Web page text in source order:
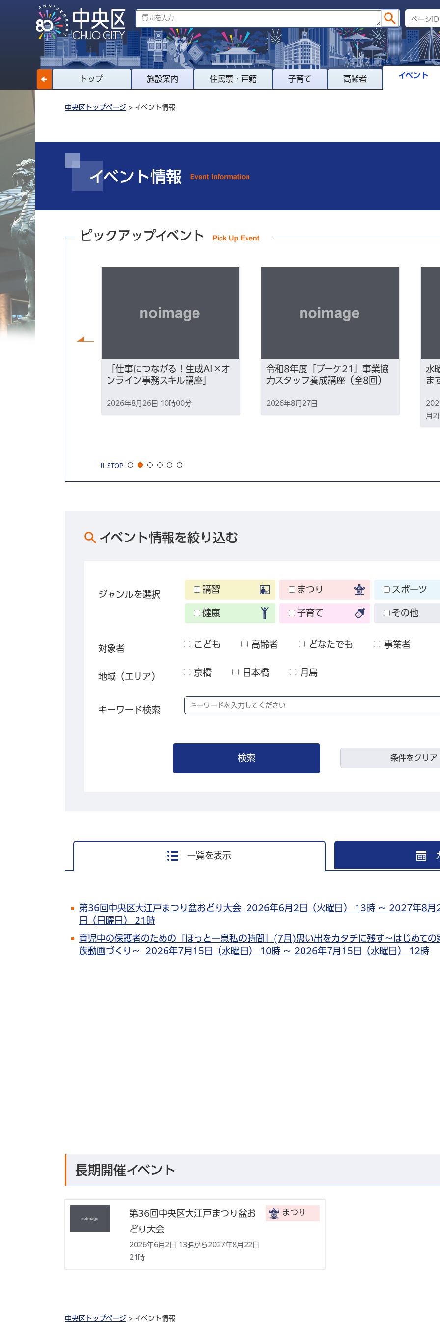
トップ 施設案内 住民票・戸籍 子育て 高齢者 イベント
中央区トップページ > イベント情報
イベント情報
ピックアップイベント
「仕事につながる！生成AI×オ
ンライン事務スキル講座」
2026年8月26日 10時00分
令和8年度「ブーケ21」事業協
力スタッフ養成講座（全8回）
2026年8月27日
水
ま
月2
STOP
イベント情報を絞り込む
ジャンルを選択
講習 まつり スポーツ
健康 子育て その他
対象者 こども 高齢者 どなたでも 事業者
地域（エリア） 京橋 日本橋 月島
キーワード検索
条件をクリア
一覧を表示
第36回中央区大江戸まつり盆おどり大会 2026年6月2日（火曜日） 13時 ～ 2027年8月
日（日曜日） 21時
育児中の保護者のための「ほっと一息私の時間」(7月)思い出をカタチに残す～はじめての
族動画づくり～ 2026年7月15日（水曜日） 10時 ～ 2026年7月15日（水曜日） 12時
長期開催イベント
第36回中央区大江戸まつり盆お
どり大会
2026年6月2日 13時から2027年8月22日
21時
まつり
中央区トップページ > イベント情報